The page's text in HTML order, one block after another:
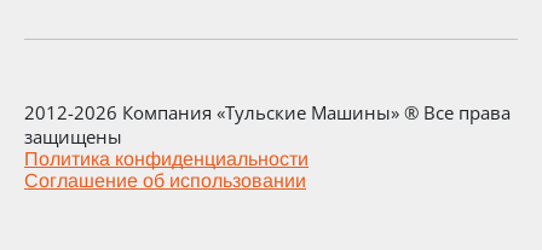
2012-2026 Компания «Тульские Машины» ® Все права
защищены
Политика конфиденциальности
Соглашение об использовании